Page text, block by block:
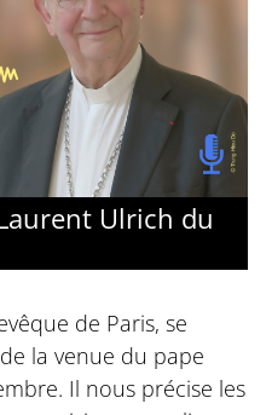
Ulrich du
de Paris, se
la venue du pape
Il nous précise les